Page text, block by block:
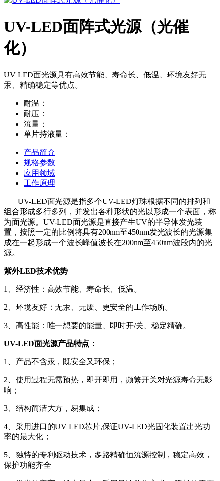
UV-LED面阵式光源（光催
化）
UV-LED面光源具有高效节能、寿命长、低温、环境友好无
汞、精确稳定等优点。
耐温：
耐压：
流量：
单片持液量：
产品简介
规格参数
应用领域
工作原理
UV-LED面光源是指多个UV-LED灯珠根据不同的排列和
组合形成多行多列，并发出各种形状的光以形成一个表面，称
为面光源。UV-LED面光源是直接产生UV的半导体发光装
置 ， 按照一定的比例将具有200nm至450nm发光波长的光源集
成在一起形成一个波长峰值波长在200nm至450nm波段内的光
源。
紫外LED技术优势
1、经济性：高效节能、寿命长、低温。
2、环境友好：无汞、无废、更安全的工作场所。
3、高性能：唯一想要的能量、即时开/关、稳定精确。
UV-LED面光源产品特点：
1、产品不含汞，既安全又环保；
2、使用过程无需预热，即开即用，频繁开关对光源寿命无影
响；
3、结构简洁大方，易集成；
4、采用进口的UV LED芯片,保证UV-LED光固化装置出光功
率的最大化；
5、独特的专利驱动技术，多路精确恒流源控制，稳定高效，
保护功能齐全；